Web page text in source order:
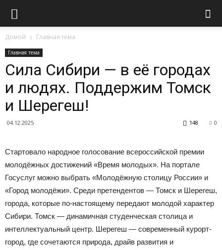
Домой Главная тема
Главная тема
Сила Сибири — в её городах
и людях. Поддержим Томск
и Шерегеш!
04.12.2025 0
148
Стартовало народное голосование всероссийской премии
молодёжных достижений «Время молодых». На портале
Госуслуг можно выбрать «Молодёжную столицу России» и
«Город молодёжи». Среди претендентов — Томск и Шерегеш,
города, которые по-настоящему передают молодой характер
Сибири. Томск — динамичная студенческая столица и
интеллектуальный центр. Шерегеш — современный курорт-
город, где сочетаются природа, драйв развития и